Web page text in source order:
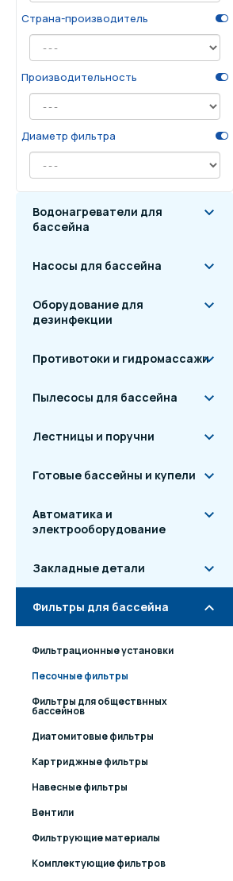
Инвентарь для отдыха
Страна-производитель
Производительность
Диаметр фильтра
Водонагреватели для
бассейна
Насосы для бассейна
Оборудование для
дезинфекции
Противотоки и гидромассажи
Пылесосы для бассейна
Лестницы и поручни
Готовые бассейны и купели
Автоматика и
электрооборудование
Закладные детали
Фильтры для бассейна
Фильтрационные установки
Песочные фильтры
Фильтры для обществнных
бассейнов
Диатомитовые фильтры
Картриджные фильтры
Навесные фильтры
Вентили
Фильтрующие материалы
Комплектующие фильтров